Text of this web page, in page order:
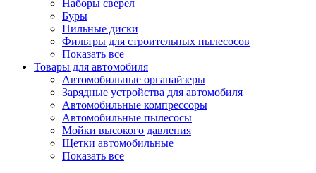
Наборы сверел
Буры
Пильные диски
Фильтры для строительных пылесосов
Показать все
Товары для автомобиля
Автомобильные органайзеры
Зарядные устройства для автомобиля
Автомобильные компрессоры
Автомобильные пылесосы
Мойки высокого давления
Щетки автомобильные
Показать все